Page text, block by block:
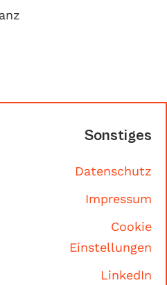
Sonstiges
Datenschutz
Impressum
Cookie
Einstellungen
LinkedIn